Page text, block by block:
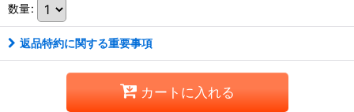
数量:
返品特約に関する重要事項
カートに入れる